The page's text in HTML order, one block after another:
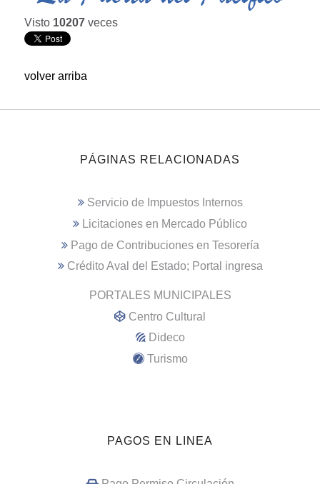
Visto 10207 veces
volver arriba
PÁGINAS RELACIONADAS
Servicio de Impuestos Internos
Licitaciones en Mercado Público
Pago de Contribuciones en Tesorería
Crédito Aval del Estado; Portal ingresa
PORTALES MUNICIPALES
Centro Cultural
Dideco
Turismo
PAGOS EN LINEA